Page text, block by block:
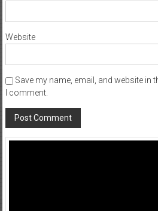
Website
Save my name, email, and website in
I comment.